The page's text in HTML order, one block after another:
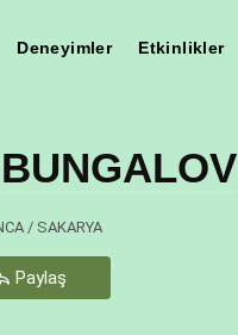
Deneyimler Etkinlikler
/ SAKARYA
Paylaş
Ederiz